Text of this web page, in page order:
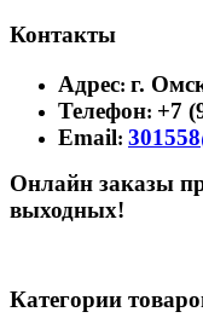
Контакты
Адрес: г.
Телефон: +7
Email:
Онлайн заказы
выходных!
Категории